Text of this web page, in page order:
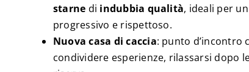
starne di indubbia qualità, ideali per
progressivo e rispettoso.
Nuova casa di caccia: punto d’incontro
condividere esperienze, rilassarsi dopo